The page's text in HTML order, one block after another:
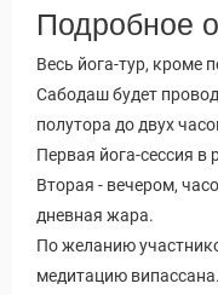
Подробное
Весь йога-тур, кроме
Сабодаш будет
полутора до двух
Первая йога-сессия в
Вторая - вечером,
дневная жара.
По желанию
медитацию випассана.